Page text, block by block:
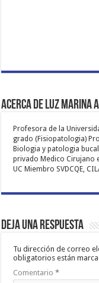
Acerca de Luz Marina
Profesora de la
grado (Fisiopatologia)
Biologia y patologia
privado Medico Cirujano
UC Miembro SVDCQE,
Deja una respuesta
Tu dirección de correo
obligatorios están
Comentario*